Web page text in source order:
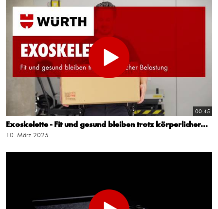
00:45
Exoskelette - Fit und gesund bleiben trotz körperlicher...
10. März 2025